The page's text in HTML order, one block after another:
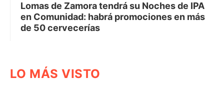
Lomas de Zamora tendrá su Noches de IPA
en Comunidad: habrá promociones en más
de 50 cervecerías
LO MÁS VISTO